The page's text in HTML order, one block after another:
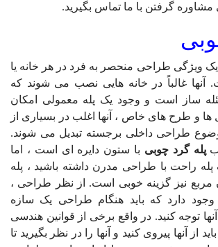
مشاوره گرفتن با ما تماس بگیرید.
ویژگی طراحی منحصر به فرد در هر خانه یا
آنها غالباً در خانه هایی نصب می شوند که
ساز است و وجود یک پله معمولی امکان
ها و طرح های خاص ، آنها اغلب در بسیاری از
طراحی داخلی برجسته تبدیل می شوند.
پله گرد چوبی با ستون دایره ای است ، اما
پله راحت با طراحی مدرن داشته باشید ، پله
مربع نیز گزینه خوبی است.
از نظر طراحی ،
وجود دارد که باید هنگام طراحی یک سازه
توجه کنید. در واقع برخی از قوانین هندسی
از آنها پیروی کنید و آنها را در نظر بگیرید تا